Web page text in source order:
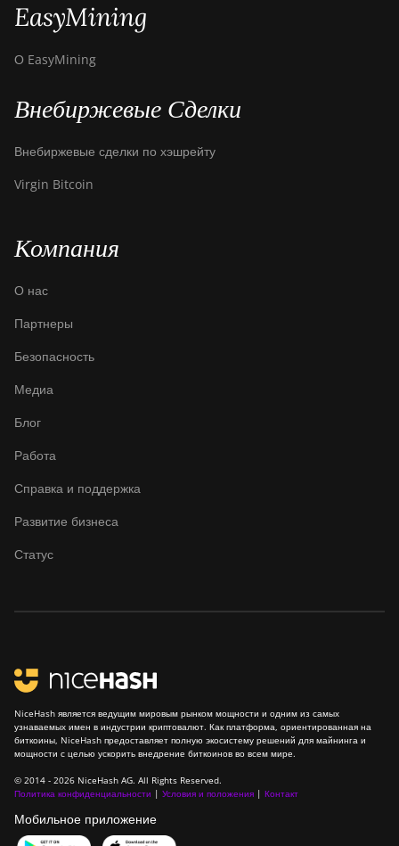
EasyMining
О EasyMining
Внебиржевые Сделки
Внебиржевые сделки по хэшрейту
Virgin Bitcoin
Компания
О нас
Партнеры
Безопасность
Медиа
Блог
Работа
Справка и поддержка
Развитие бизнеса
Статус
NiceHash является ведущим мировым рынком мощности и одним из самых
узнаваемых имен в индустрии криптовалют. Как платформа, ориентированная на
биткоины, NiceHash предоставляет полную экосистему решений для майнинга и
мощности с целью ускорить внедрение биткоинов во всем мире.
© 2014 - 2026 NiceHash AG. All Rights Reserved.
Политика конфиденциальности | Условия и положения | Контакт
Мобильное приложение